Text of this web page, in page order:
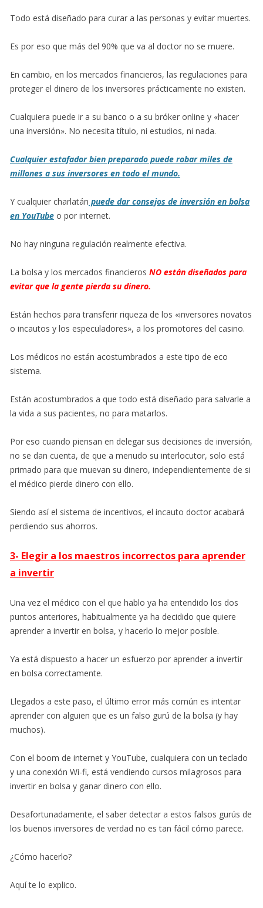
Todo está diseñado para curar a las personas y evitar muertes.
Es por eso que más del 90% que va al doctor no se muere.
En cambio, en los mercados financieros, las regulaciones para
proteger el dinero de los inversores prácticamente no existen.
Cualquiera puede ir a su banco o a su bróker online y «hacer
una inversión». No necesita título, ni estudios, ni nada.
Cualquier estafador bien preparado puede robar miles de
millones a sus inversores en todo el mundo.
Y cualquier charlatán puede dar consejos de inversión en bolsa
en YouTube o por internet.
No hay ninguna regulación realmente efectiva.
La bolsa y los mercados financieros NO están diseñados para
evitar que la gente pierda su dinero.
Están hechos para transferir riqueza de los «inversores novatos
o incautos y los especuladores», a los promotores del casino.
Los médicos no están acostumbrados a este tipo de eco
sistema.
Están acostumbrados a que todo está diseñado para salvarle a
la vida a sus pacientes, no para matarlos.
Por eso cuando piensan en delegar sus decisiones de inversión,
no se dan cuenta, de que a menudo su interlocutor, solo está
primado para que muevan su dinero, independientemente de si
el médico pierde dinero con ello.
Siendo así el sistema de incentivos, el incauto doctor acabará
perdiendo sus ahorros.
3- Elegir a los maestros incorrectos para aprender
a invertir
Una vez el médico con el que hablo ya ha entendido los dos
puntos anteriores, habitualmente ya ha decidido que quiere
aprender a invertir en bolsa, y hacerlo lo mejor posible.
Ya está dispuesto a hacer un esfuerzo por aprender a invertir
en bolsa correctamente.
Llegados a este paso, el último error más común es intentar
aprender con alguien que es un falso gurú de la bolsa (y hay
muchos).
Con el boom de internet y YouTube, cualquiera con un teclado
y una conexión Wi-fi, está vendiendo cursos milagrosos para
invertir en bolsa y ganar dinero con ello.
Desafortunadamente, el saber detectar a estos falsos gurús de
los buenos inversores de verdad no es tan fácil cómo parece.
¿Cómo hacerlo?
Aquí te lo explico.